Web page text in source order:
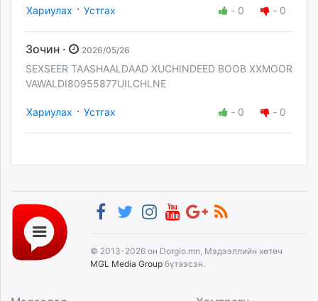
Хариулах · Устгах - 0 - 0
Зочин · 2026/05/26
SEXSEER TAASHAALDAAD XUCHINDEED BOOB XXMOOR
VAWALDI80955877UILCHLNE
Хариулах · Устгах - 0 - 0
© 2013-2026 он Dorgio.mn, Мэдээллийн хөтөч
MGL Media Group бүтээсэн.